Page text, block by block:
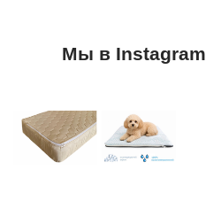
Мы в Instagram